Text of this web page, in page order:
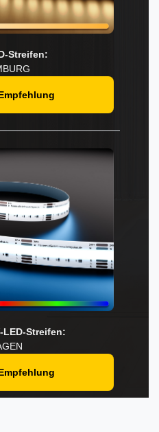
Streifen:
LED-Streifen: